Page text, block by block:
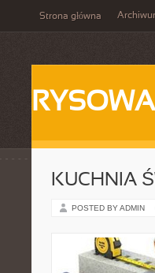
Strona główna
KUCHNIA
POSTED BY ADMIN